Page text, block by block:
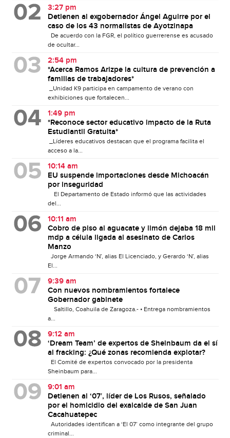
3:27 pm
Detienen al exgobernador Ángel Aguirre por el
caso de los 43 normalistas de Ayotzinapa
De acuerdo con la FGR, el político guerrerense es acusado
de ocultar...
2:54 pm
*Acerca Ramos Arizpe la cultura de prevención a
familias de trabajadores*
_Unidad K9 participa en campamento de verano con
exhibiciones que fortalecen...
1:49 pm
*Reconoce sector educativo impacto de la Ruta
Estudiantil Gratuita*
_Líderes educativos destacan que el programa facilita el
acceso a la...
10:14 am
EU suspende importaciones desde Michoacán
por inseguridad
El Departamento de Estado informó que las actividades
del...
10:11 am
Cobro de piso al aguacate y limón dejaba 18 mil
mdp a célula ligada al asesinato de Carlos
Manzo
Jorge Armando ‘N’, alias El Licenciado, y Gerardo ‘N’, alias
El...
9:39 am
Con nuevos nombramientos fortalece
Gobernador gabinete
Saltillo, Coahuila de Zaragoza.- • Entrega nombramientos
a...
9:12 am
‘Dream Team’ de expertos de Sheinbaum da el sí
al fracking: ¿Qué zonas recomienda explotar?
El Comité de expertos convocado por la presidenta
Sheinbaum para...
9:01 am
Detienen al ‘07′, líder de Los Rusos, señalado
por el homicidio del exalcalde de San Juan
Cacahuatepec
Autoridades identifican a ‘El 07’ como integrante del grupo
criminal...